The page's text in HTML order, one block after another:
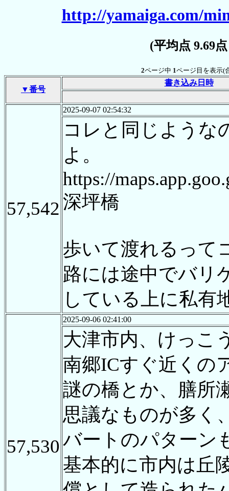
http://yamaiga.com/
(平均点 9.69
2ページ中 1ページ目を表示(
▼番号
書き込み日時
57,542
2025-09-07 02:54:32
コレと同じような
よ。
https://
深坪橋
歩いて渡れるって
路には途中でバ
している上に私有
57,530
2025-09-06 02:41:00
大津市内、けっこ
南郷ICすぐ近くの
謎の橋とか、膳所
思議なものが多く
バートのパターン
基本的に市内は丘